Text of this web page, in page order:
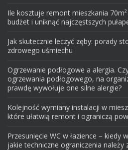
Ile kosztuje remont mieszkania
budżet i uniknąć najczęstszych
Jak skutecznie leczyć zęby: porady
zdrowego uśmiechu
Ogrzewanie podłogowe a alergia.
ogrzewania podłogowego, na
prawdę wywołuje one silne alergie?
Kolejność wymiany instalacji w
które ułatwią remont i ograniczą
Przesunięcie WC w łazience – kiedy
jakie techniczne ograniczenia należy